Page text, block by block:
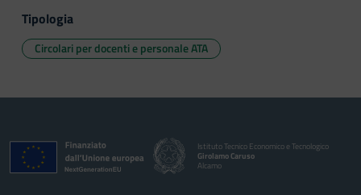
Tipologia
Circolari per docenti e personale ATA
Istituto Tecnico Economico e Tecnologico
Girolamo Caruso
Alcamo